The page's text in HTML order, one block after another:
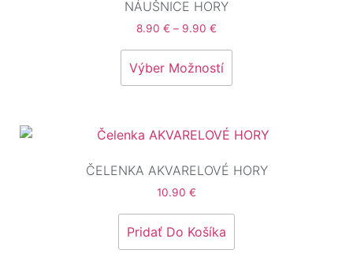
NÁUŠNICE HORY
8.90 € – 9.90 €
Výber Možností
ČELENKA AKVARELOVÉ HORY
10.90 €
Pridať Do Košíka